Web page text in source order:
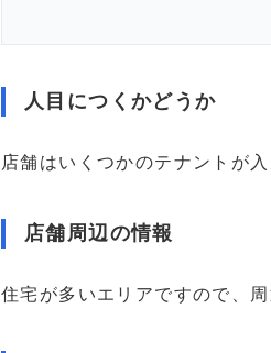
人目につくかどうか
店舗はいくつかのテナントが
店舗周辺の情報
住宅が多いエリアですので、